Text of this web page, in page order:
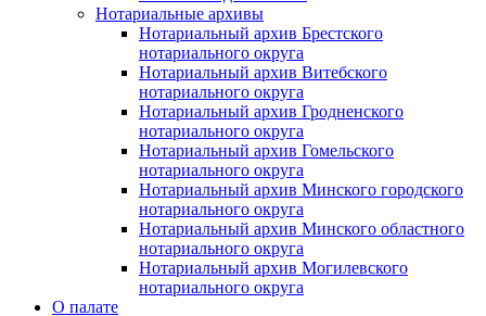
Нотариальные архивы
Нотариальный архив Брестского
нотариального округа
Нотариальный архив Витебского
нотариального округа
Нотариальный архив Гродненского
нотариального округа
Нотариальный архив Гомельского
нотариального округа
Нотариальный архив Минского городского
нотариального округа
Нотариальный архив Минского областного
нотариального округа
Нотариальный архив Могилевского
нотариального округа
О палате